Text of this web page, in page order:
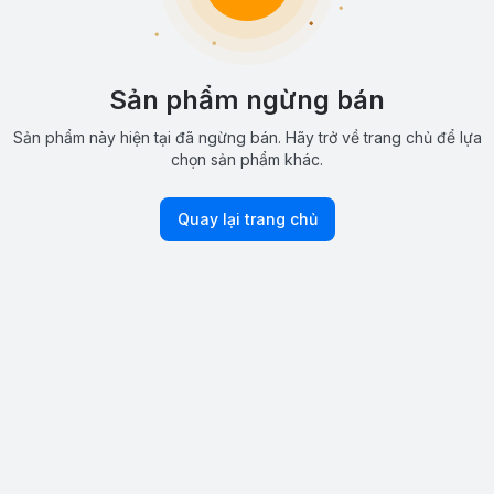
Sản phẩm ngừng bán
Sản phẩm này hiện tại đã ngừng bán. Hãy trở về trang chủ để lựa
chọn sản phẩm khác.
Quay lại trang chủ